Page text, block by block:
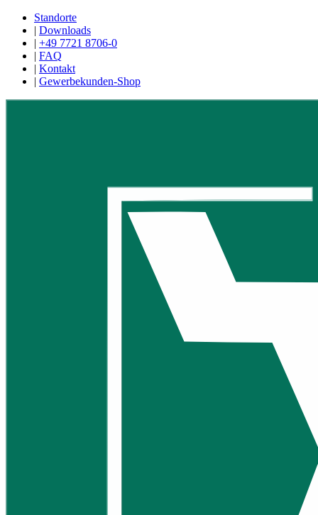
Standorte
| Downloads
| +49 7721 8706-0
| FAQ
| Kontakt
| Gewerbekunden-Shop